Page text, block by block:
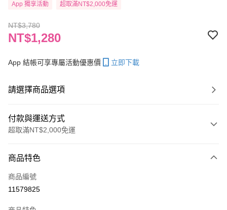
App 獨享活動 超取滿NT$2,000免運
NT$3,780
NT$1,280
App 結帳可享專屬活動優惠價 立即下載
請選擇商品選項
付款與運送方式
超取滿NT$2,000免運
信用卡一次付款
信用卡分期付款
商品特色
商品編號
11579825